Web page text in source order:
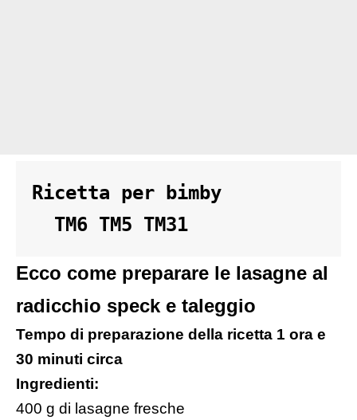
Ricetta per bimby
  TM6 TM5 TM31
Ecco come preparare le lasagne al
radicchio speck e taleggio
Tempo di preparazione della ricetta 1 ora e
30 minuti circa
Ingredienti:
400 g di lasagne fresche